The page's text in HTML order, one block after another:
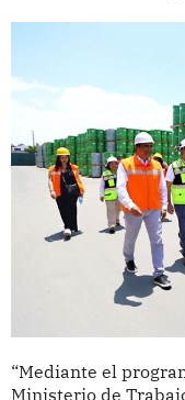
“Mediante el
Ministerio de